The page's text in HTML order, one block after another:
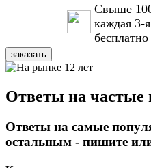
Свыше
каждая 3-
заказать
Ответы на частые
Ответы на самые
остальным - пишите